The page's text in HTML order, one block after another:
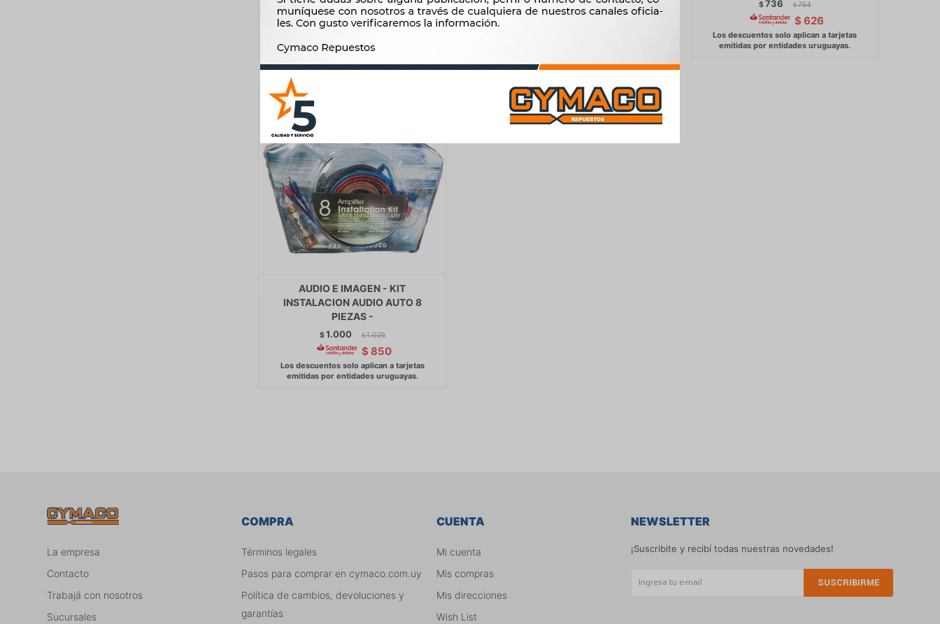
$3.307 $ 3.388
$2.811
$ 10.556 $ 10.815 $736 $ 754
$ 626
AUDIO E IMAGEN - KIT
INSTALACION AUDIO AUTO 8
PIEZAS -
$1.000 $ 1.025
$ 850
La empresa
Contacto
Trabajá con nosotros
Sucursales
COMPRA
Términos legales
Pasos para comprar en cymaco.com.uy
Política de cambios, devoluciones y
garantías
CUENTA
Mi cuenta
Mis compras
Mis direcciones
Wish List
NEWSLETTER
¡Suscribite y recibí todas nuestras novedades!
SUSCRIBIRME